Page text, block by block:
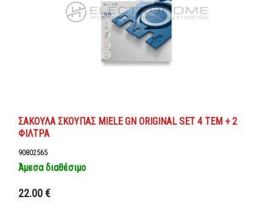
ΣΑΚΟΥΛΑ ΣΚΟΥΠΑΣ MIELE GN ORIGINAL SET 4 ΤΕΜ + 2
ΦΙΛΤΡΑ
90802565
Άμεσα διαθέσιμο
22.00 €